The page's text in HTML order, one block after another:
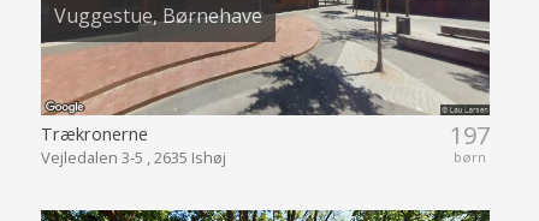
Vuggestue, Børnehave
197
børn
Trækronerne
Vejledalen 3-5 , 2635 Ishøj